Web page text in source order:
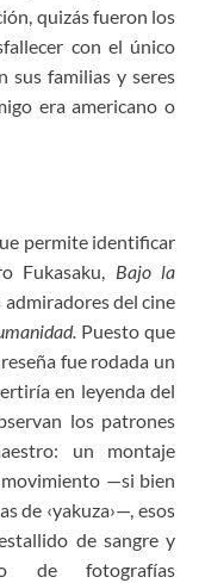
quizás fueron los
con el único
sus familias y seres
era americano o
permite identificar
Fukasaku, Bajo la
admiradores del cine
Puesto que
fue rodada un
en leyenda del
los patrones
un montaje
—si bien
de ‹yakuza›—, esos
de sangre y
de fotografías